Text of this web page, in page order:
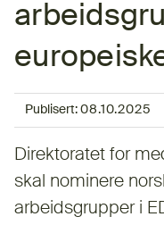
Publisert: 08.10.2025
Direktoratet for
skal nominere
arbeidsgrupper i